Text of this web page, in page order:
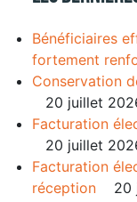
Bénéficiaires
fortement
Conservation
20 juillet
Facturation
20 juillet
Facturation
réception
20